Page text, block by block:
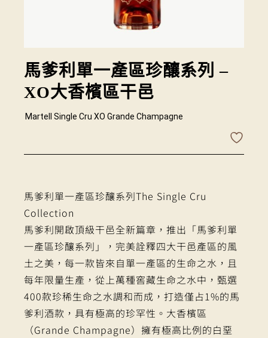
馬爹利單一產區珍釀系列 –
XO大香檳區干邑
Martell Single Cru XO Grande Champagne
馬爹利單一產區珍釀系列The Single Cru
Collection
馬爹利開啟頂級干邑全新篇章，推出「馬爹利單
一產區珍釀系列」，完美詮釋四大干邑產區的風
土之美，每一款皆來自單一產區的生命之水，且
每年限量生產，從上萬種窖藏生命之水中，甄選
400款珍稀生命之水調和而成，打造僅占1%的馬
爹利酒款，具有極高的珍罕性。大香檳區
（Grande Champagne）擁有極高比例的白堊